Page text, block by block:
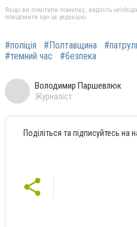
Якщо ви помітили помилку, виділіть
повідомити про це редакцію
#поліція #Полтавщина
#темний час
#безпека
Володимир Паршевлюк
Журналіст
Поділіться та підписуйтесь на